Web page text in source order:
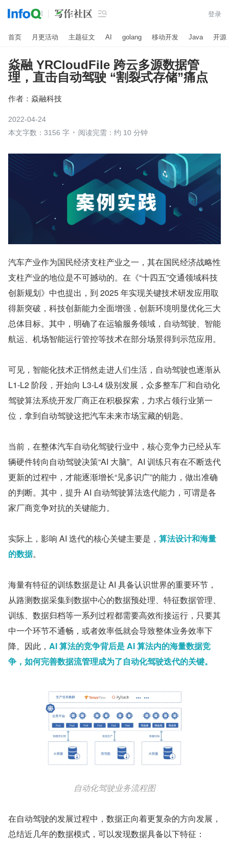
 登录
首页 月更活动 主题征文 AI golang 移动开发 Java 开源
焱融 YRCloudFile 跨云多源数据管
理，直击自动驾驶 “割裂式存储”痛点
作者： 焱融科技
2022-04-24
本文字数：3156 字
阅读完需：约 10 分钟
汽车产业作为国民经济支柱产业之一，其在国民经济战略性
支柱产业的地位是不可撼动的。在《“十四五”交通领域科技
创新规划》中也提出，到 2025 年实现关键技术研发应用取
得新突破，科技创新能力全面增强，创新环境明显优化三大
总体目标。其中，明确了在运输服务领域，自动驾驶、智能
航运、机场智能运行管控等技术在部分场景得到示范应用。
可见，智能化技术正悄然走进人们生活，自动驾驶也逐渐从
L1-L2 阶段，开始向 L3-L4 级别发展，众多整车厂和自动化
驾驶算法系统开发厂商正在积极探索，力求占领行业第一
位，拿到自动驾驶这把汽车未来市场宝藏的钥匙。
当前，在整体汽车自动化驾驶行业中，核心竞争力已经从车
辆硬件转向自动驾驶决策“AI 大脑”。AI 训练只有在不断迭代
更新的过程中，才能逐渐增长“见多识广”的能力，做出准确
的判断。其中，提升 AI 自动驾驶算法迭代能力，可谓是各
家厂商竞争对抗的关键能力。
实际上，影响 AI 迭代的核心关键主要是， 算法设计和海量
的数据。
海量有特征的训练数据是让 AI 具备认识世界的重要环节，
从路测数据采集到数据中心的数据预处理、特征数据管理、
训练、数据归档等一系列过程都需要高效衔接运行，只要其
中一个环节不通畅，或者效率低就会导致整体业务效率下
降。因此， AI 算法的竞争背后是 AI 算法内的海量数据竞
争，如何完善数据流管理成为了自动化驾驶迭代的关键。
自动化驾驶业务流程图
在自动驾驶的发展过程中，数据正向着更复杂的方向发展，
总结近几年的数据模式，可以发现数据具备以下特征：